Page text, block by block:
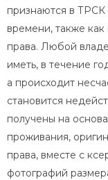
признаются в ТРСК
времени, также
права. Любой
иметь, в течение
а происходит
становится
получены на
проживания,
права, вместе с
фотографий